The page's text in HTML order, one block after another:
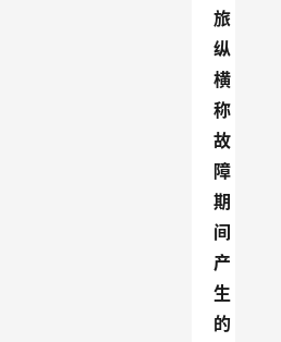
旅
纵
横
称
故
障
期
间
产
生
的